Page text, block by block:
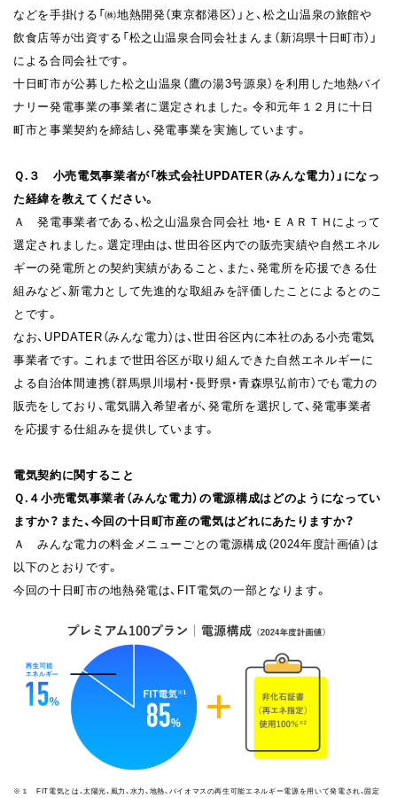
などを手掛ける「㈱地熱開発（東京都港区）」と、松之山温泉の旅館や
飲食店等が出資する「松之山温泉合同会社まんま（新潟県十日町市）」
による合同会社です。
十日町市が公募した松之山温泉（鷹の湯3号源泉）を利用した地熱バイ
ナリー発電事業の事業者に選定されました。令和元年１２月に十日
町市と事業契約を締結し、発電事業を実施しています。
Ｑ.３
小売電気事業者が「株式会社UPDATER（みんな電力）」になっ
た経緯を教えてください。
Ａ 発電事業者である、松之山温泉合同会社 地・ＥＡＲＴＨによって
選定されました。選定理由は、世田谷区内での販売実績や自然エネル
ギーの発電所との契約実績があること、また、発電所を応援できる仕
組みなど、新電力として先進的な取組みを評価したことによるとのこ
とです。
なお、UPDATER（みんな電力）は、世田谷区内に本社のある小売電気
事業者です。これまで世田谷区が取り組んできた自然エネルギーに
よる自治体間連携（群馬県川場村・長野県・青森県弘前市）でも電力の
販売をしており、電気購入希望者が、発電所を選択して、発電事業者
を応援する仕組みを提供しています。
電気契約に関すること
Ｑ.４小売電気事業者（みんな電力）の電源構成はどのようになってい
ますか？ また、今回の十日町市産の電気はどれにあたりますか？
Ａ みんな電力の料金メニューごとの電源構成（2024年度計画値）は
以下のとおりです。
今回の十日町市の地熱発電は、FIT電気の一部となります。
※１ FIT電気とは、太陽光、風力、水力、地熱、バイオマスの再生可能エネルギー電源を用いて発電され、固定